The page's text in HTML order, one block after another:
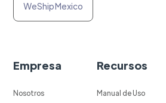
WeShip Mexico
Empresa
Nosotros
Recursos
Manual de Uso